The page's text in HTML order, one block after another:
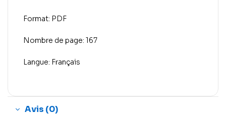
Format: PDF
Nombre de page: 167
Langue: Français
Avis (0)